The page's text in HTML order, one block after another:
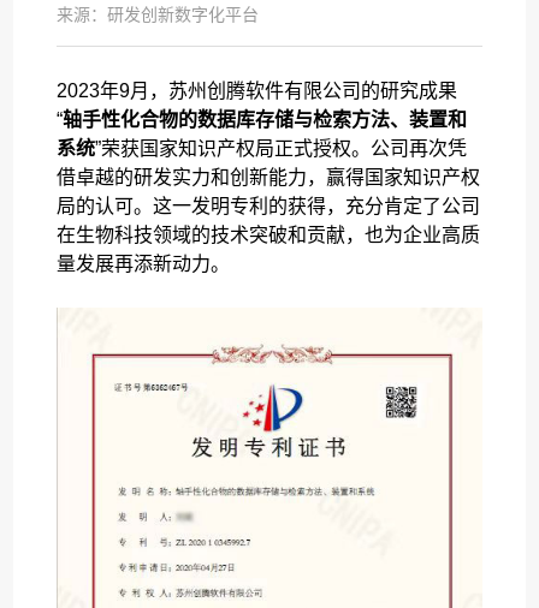
来源：研发创新数字化平台
2023年9月，苏州创腾软件有限公司的研究成果
“轴手性化合物的数据库存储与检索方法、装置和
系统”荣获国家知识产权局正式授权。公司再次凭
借卓越的研发实力和创新能力，赢得国家知识产权
局的认可。这一发明专利的获得，充分肯定了公司
在生物科技领域的技术突破和贡献，也为企业高质
量发展再添新动力。